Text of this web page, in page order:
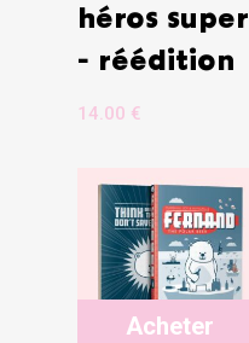
héros super
- réédition
14.00 €
Acheter